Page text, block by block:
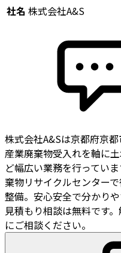
社名 株式会社A&S
株式会社A&Sは京都府京
産業廃棄物受入れを軸に
ど幅広い業務を行ってい
棄物リサイクルセンター
整備。安心安全で分かり
見積もり相談は無料です
にご相談ください。